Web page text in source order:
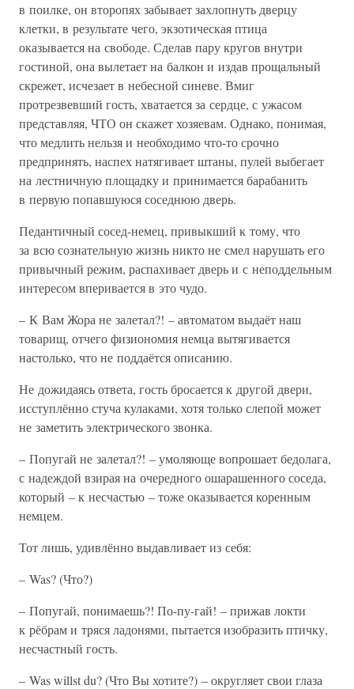
в поилке, он второпях забывает захлопнуть дверцу
клетки, в результате чего, экзотическая птица
оказывается на свободе. Сделав пару кругов внутри
гостиной, она вылетает на балкон и издав прощальный
скрежет, исчезает в небесной синеве. Вмиг
протрезвевший гость, хватается за сердце, с ужасом
представляя, ЧТО он скажет хозяевам. Однако, понимая,
что медлить нельзя и необходимо что-то срочно
предпринять, наспех натягивает штаны, пулей выбегает
на лестничную площадку и принимается барабанить
в первую попавшуюся соседнюю дверь.
Педантичный сосед-немец, привыкший к тому, что
за всю сознательную жизнь никто не смел нарушать его
привычный режим, распахивает дверь и с неподдельным
интересом вперивается в это чудо.
– К Вам Жора не залетал?! – автоматом выдаёт наш
товарищ, отчего физиономия немца вытягивается
настолько, что не поддаётся описанию.
Не дожидаясь ответа, гость бросается к другой двери,
исступлённо стуча кулаками, хотя только слепой может
не заметить электрического звонка.
– Попугай не залетал?! – умоляюще вопрошает бедолага,
с надеждой взирая на очередного ошарашенного соседа,
который – к несчастью – тоже оказывается коренным
немцем.
Тот лишь, удивлённо выдавливает из себя:
– Was? (Что?)
– Попугай, понимаешь?! По-пу-гай! – прижав локти
к рёбрам и тряся ладонями, пытается изобразить птичку,
несчастный гость.
– Was willst du? (Что Вы хотите?) – округляет свои глаза